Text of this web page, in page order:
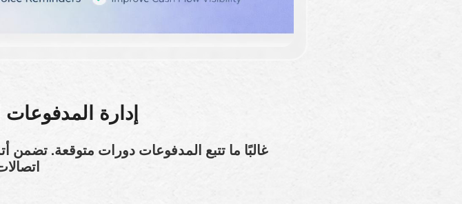
إدارة المدفوعات
غالبًا ما تتبع المدفوعات دورات متوقعة. تضمن